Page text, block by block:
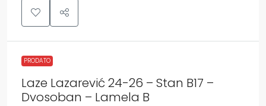
PRODATO
Laze Lazarević 24-26 – Stan B17 –
Dvosoban – Lamela B